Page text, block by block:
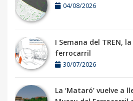
04/08/2026
I Semana del TREN,
ferrocarril
30/07/2026
La ‘Mataró’ vuelve a